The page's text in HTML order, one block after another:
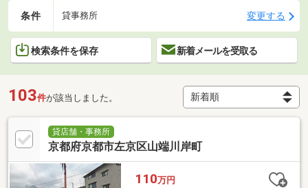
条件 貸事務所 変更する
検索条件を保存 新着メールを受取る
103件が該当しました。
貸店舗・事務所
京都府京都市左京区山端川岸町
110万円